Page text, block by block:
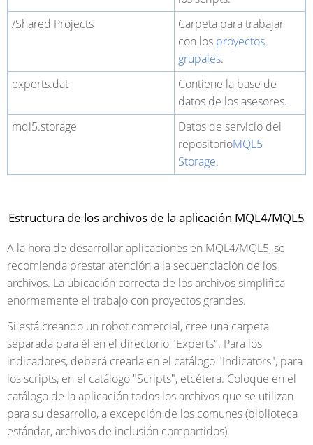
/Shared Projects
Carpeta para trabajar
con los proyectos
grupales.
experts.dat
Contiene la base de
datos de los asesores.
mql5.storage
Datos de servicio del
repositorioMQL5
Storage.
Estructura de los archivos de la aplicación MQL4/MQL5
A la hora de desarrollar aplicaciones en MQL4/MQL5, se
recomienda prestar atención a la secuenciación de los
archivos. La ubicación correcta de los archivos simplifica
enormemente el trabajo con proyectos grandes.
Si está creando un robot comercial, cree una carpeta
separada para él en el directorio "Experts". Para los
indicadores, deberá crearla en el catálogo "Indicators", para
los scripts, en el catálogo "Scripts", etcétera. Coloque en el
catálogo de la aplicación todos los archivos que se utilizan
para su desarrollo, a excepción de los comunes (biblioteca
estándar, archivos de inclusión compartidos).